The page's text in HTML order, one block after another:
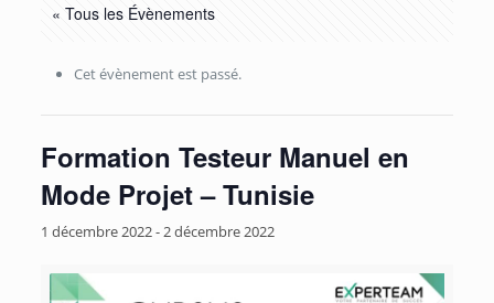
« Tous les Évènements
Cet évènement est passé.
Formation Testeur Manuel en
Mode Projet – Tunisie
1 décembre 2022-2 décembre 2022